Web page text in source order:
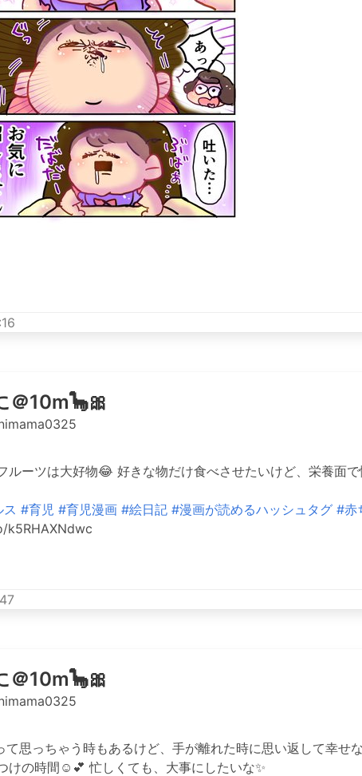
＠10m🦕🎀
ルーツは大好物😂 好きな物だけ食べさせたいけど、栄養面
#育児 #育児漫画 #絵日記 #漫画が読めるハッシュタグ #赤
k5RHAXNdwc
＠10m🦕🎀
思っちゃう時もあるけど、手が離れた時に思い返して幸せ
けの時間☺️💕 忙しくても、大事にしたいな✨